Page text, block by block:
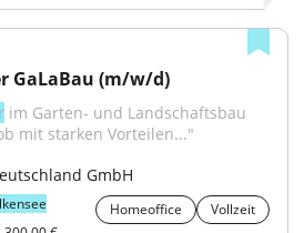
GaLaBau (m/w/d)
im Garten- und Landschaftsbau
mit starken Vorteilen..."
GmbH
Homeoffice
Vollzeit